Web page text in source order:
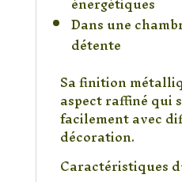
Dans une
détente
Sa finition
aspect raffiné qui
facilement avec
décoration.
Caractéristiques